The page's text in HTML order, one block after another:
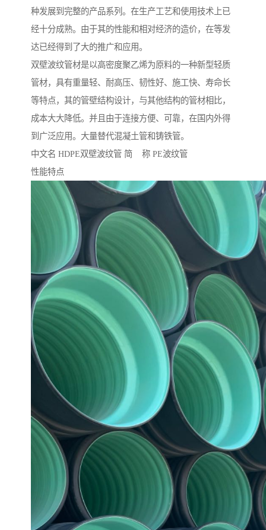
种发展到完整的产品系列。在生产工艺和使用技术上已
经十分成熟。由于其的性能和相对经济的造价，在等发
达已经得到了大的推广和应用。
双壁波纹管材是以高密度聚乙烯为原料的一种新型轻质
管材，具有重量轻、耐高压、韧性好、施工快、寿命长
等特点，其的管壁结构设计，与其他结构的管材相比，
成本大大降低。并且由于连接方便、可靠，在国内外得
到广泛应用。大量替代混凝土管和铸铁管。
中文名 HDPE双壁波纹管 简 称 PE波纹管
性能特点